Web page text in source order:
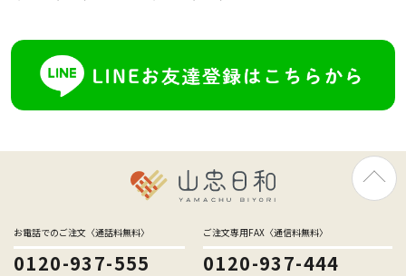
お電話でのご注文〈通話料無料〉
0120-937-555
ご注文専用FAX〈通信料無料〉
0120-937-444